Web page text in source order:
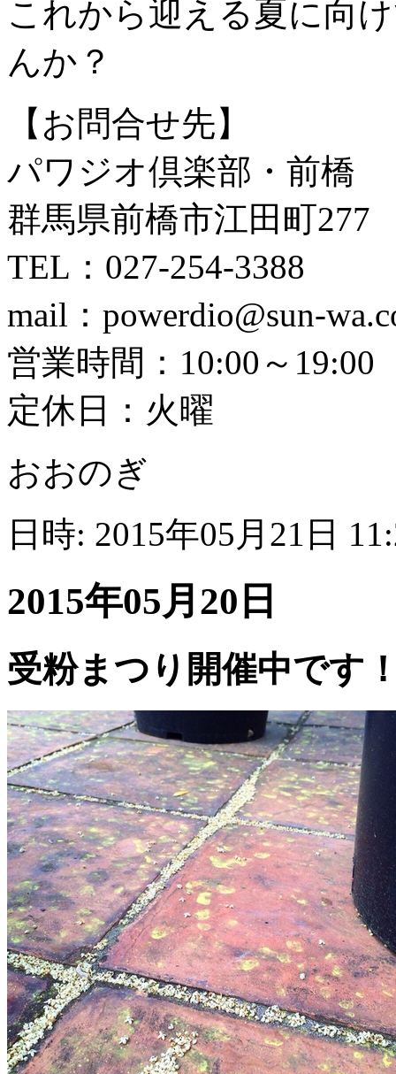
これから迎える夏に向
んか？
【お問合せ先】
パワジオ倶楽部・前橋
群馬県前橋市江田町277
TEL：027-254-3388
mail：powerdio@sun-
営業時間：10:00～19:00
定休日：火曜
おおのぎ
日時: 2015年05月21日
2015年05月20日
受粉まつり開催中です